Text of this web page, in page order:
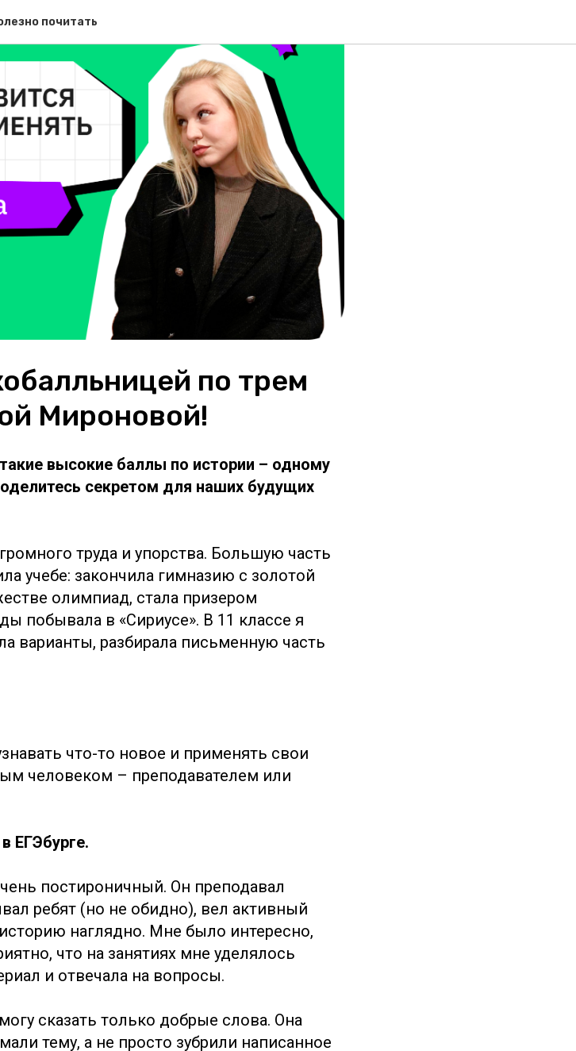
почитать
по трем
Мироновой!
высокие баллы по истории – одному
секретом для наших будущих
труда и упорства. Большую часть
учебе: закончила гимназию с золотой
олимпиад, стала призером
побывала в «Сириусе». В 11 классе я
варианты, разбирала письменную часть
что-то новое и применять свои
человеком – преподавателем или
ЕГЭбурге.
постироничный. Он преподавал
ребят (но не обидно), вел активный
наглядно. Мне было интересно,
что на занятиях мне уделялось
и отвечала на вопросы.
могу сказать только добрые слова. Она
тему, а не просто зубрили написанное